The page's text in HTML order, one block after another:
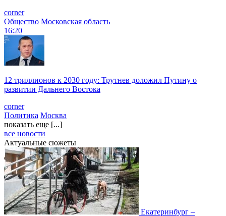
corner
Общество Московская область
16:20
12 триллионов к 2030 году: Трутнев доложил Путину о
развитии Дальнего Востока
corner
Политика Москва
показать еще [...]
все новости
Актуальные сюжеты
Екатеринбург –